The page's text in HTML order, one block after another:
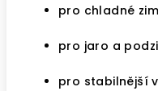
pro chladné
pro jaro a
pro stabilnější